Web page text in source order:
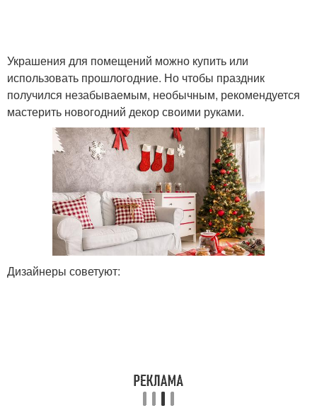
Украшения для помещений можно купить или
использовать прошлогодние. Но чтобы праздник
получился незабываемым, необычным, рекомендуется
мастерить новогодний декор своими руками.
Дизайнеры советуют: